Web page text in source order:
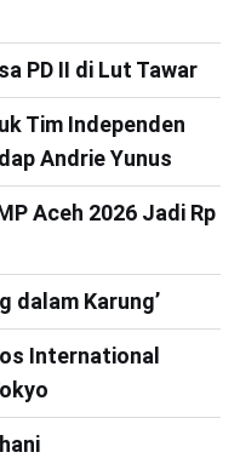
PD II di Lut Tawar
Tim Independen
Andrie Yunus
Aceh 2026 Jadi Rp
dalam Karung’
International